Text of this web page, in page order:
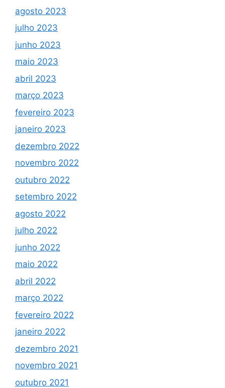
agosto 2023
julho 2023
junho 2023
maio 2023
abril 2023
março 2023
fevereiro 2023
janeiro 2023
dezembro 2022
novembro 2022
outubro 2022
setembro 2022
agosto 2022
julho 2022
junho 2022
maio 2022
abril 2022
março 2022
fevereiro 2022
janeiro 2022
dezembro 2021
novembro 2021
outubro 2021